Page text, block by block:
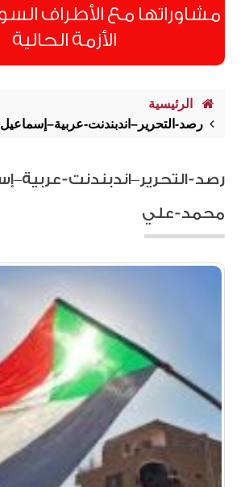
مشاوراتها مع الأطراف
الأزمة الحالية
الرئيسية
رصد-التحرير–اندبندنت-
رصد-التحرير–اندبندنت-
محمد-علي